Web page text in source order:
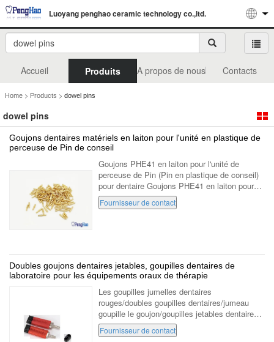
Luoyang penghao ceramic technology co.,ltd.
Accueil Produits A propos de nous Contacts
Home > Products > dowel pins
dowel pins
Goujons dentaires matériels en laiton pour l'unité en plastique de
perceuse de Pin de conseil
Goujons PHE41 en laiton pour l'unité de
perceuse de Pin (Pin en plastique de conseil)
pour dentaire Goujons PHE41 en laiton pour
l'unité de perceuse de Pin (Pin en plastique de
conseil) Matériel : Laiton ...
Fournisseur de contact
Doubles goujons dentaires jetables, goupilles dentaires de
laboratoire pour les équipements oraux de thérapie
Les goupilles jumelles dentaires
rouges/doubles goupilles dentaires/jumeau
goupille le goujon/goupilles jetables dentaires
Matériel : laiton, acier, alliage d'aluminium
Couleur : rouge Application : laboratoire ...
Fournisseur de contact